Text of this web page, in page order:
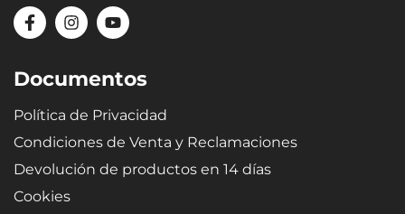
Documentos
Política de Privacidad
Condiciones de Venta y Reclamaciones
Devolución de productos en 14 días
Cookies